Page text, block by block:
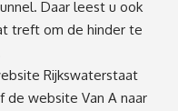
Daar leest u ook
treft om de hinder te
Rijkswaterstaat
de website Van A naar